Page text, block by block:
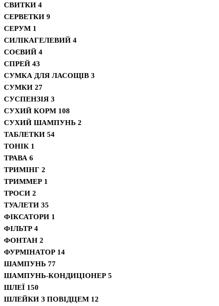
СВИТКИ 4
СЕРВЕТКИ 9
СЕРУМ 1
СИЛІКАГЕЛЕВИЙ 4
СОЄВИЙ 4
СПРЕЙ 43
СУМКА ДЛЯ ЛАСОЩІВ 3
СУМКИ 27
СУСПЕНЗІЯ 3
СУХИЙ КОРМ 108
СУХИЙ ШАМПУНЬ 2
ТАБЛЕТКИ 54
ТОНІК 1
ТРАВА 6
ТРИМІНГ 2
ТРИММЕР 1
ТРОСИ 2
ТУАЛЕТИ 35
ФІКСАТОРИ 1
ФІЛЬТР 4
ФОНТАН 2
ФУРМІНАТОР 14
ШАМПУНЬ 77
ШАМПУНЬ-КОНДИЦІОНЕР 5
ШЛЕЇ 150
ШЛЕЙКИ З ПОВІДЦЕМ 12